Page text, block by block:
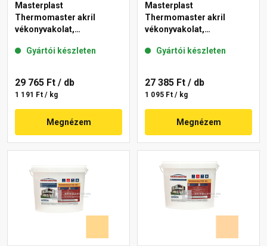
Masterplast
Thermomaster akril
vékonyvakolat,
11-D 25 kg
Gyártói készleten
29 765 Ft / db
1 191 Ft / kg
Megnézem
Masterplast
Thermomaster akril
vékonyvakolat,
15-E 25 kg
Gyártói készleten
27 385 Ft / db
1 095 Ft / kg
Megnézem